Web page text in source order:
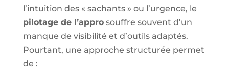
l’intuition des « sachants » ou l’urgence, le
pilotage de l’approsouffre souvent d’un
manque de visibilité et d’outils adaptés.
Pourtant, une approche structurée permet
de :